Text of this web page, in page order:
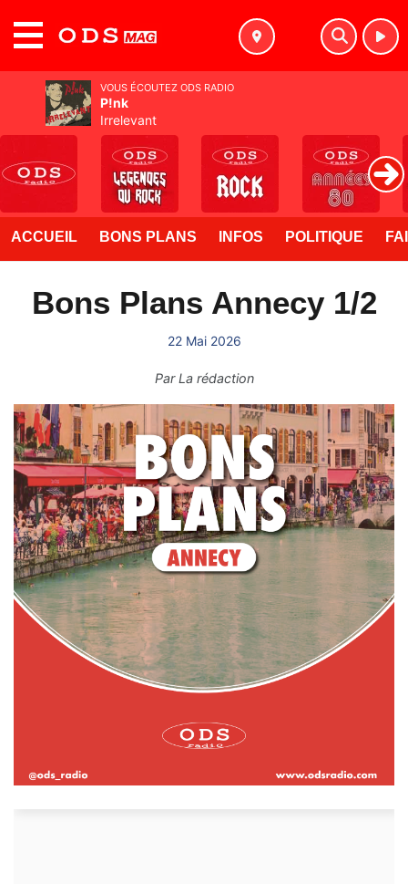
ACCUEIL BONS PLANS INFOS POLITIQUE
Bons Plans Annecy 1/2
22 Mai 2026
ParLa rédaction
VOUS ÉCOUTEZ ODS RADIO
P!nk
Irrelevant